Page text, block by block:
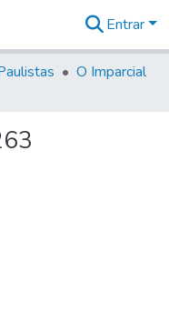
Entrar
O Imparcial